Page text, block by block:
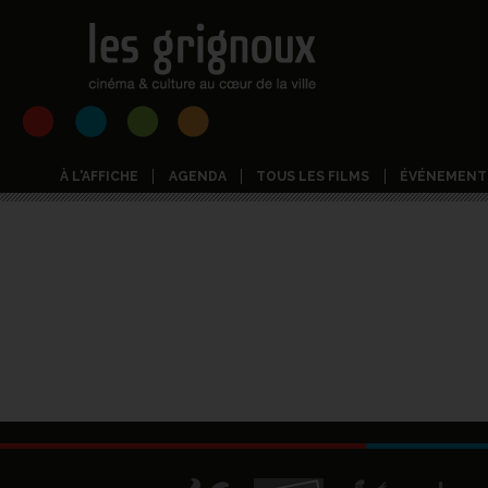
À L'AFFICHE AGENDA TOUS LES FILMS